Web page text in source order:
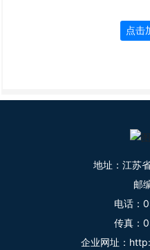
点击
地址：江苏
邮
电话：
传真：
企业网址：